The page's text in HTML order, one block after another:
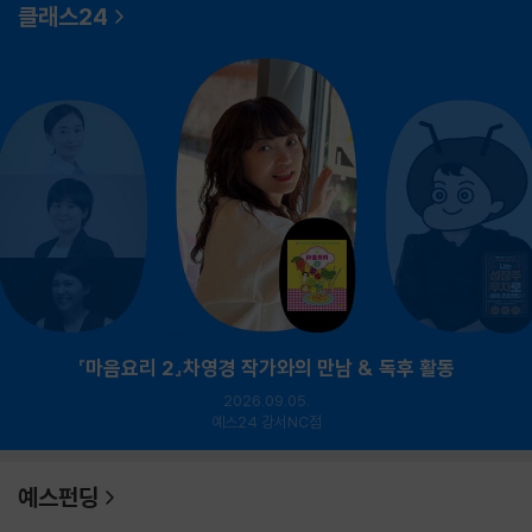
클래스24
『마음요리 2』차영경 작가와의 만남 & 독후 활동
2026.09.05.
예스24 강서NC점
예스펀딩